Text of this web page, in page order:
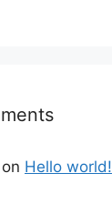
on Hello world!